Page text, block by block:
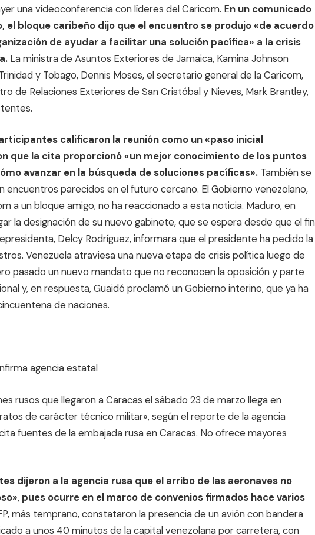
una vídeoconferencia con líderes del Caricom. En un comunicado
el bloque caribeño dijo que el encuentro se produjo «de acuerdo
de ayudar a facilitar una solución pacífica» a la crisis
La ministra de Asuntos Exteriores de Jamaica, Kamina Johnson
y Tobago, Dennis Moses, el secretario general de la Caricom,
de Relaciones Exteriores de San Cristóbal y Nieves, Mark Brantley,
calificaron la reunión como un «paso inicial
que la cita proporcionó «un mejor conocimiento de los puntos
avanzar en la búsqueda de soluciones pacíficas». También se
encuentros parecidos en el futuro cercano. El Gobierno venezolano,
a un bloque amigo, no ha reaccionado a esta noticia. Maduro, en
la designación de su nuevo gabinete, que se espera desde que el fin
Delcy Rodríguez, informara que el presidente ha pedido la
Venezuela atraviesa una nueva etapa de crisis política luego de
pasado un nuevo mandato que no reconocen la oposición y parte
y, en respuesta, Guaidó proclamó un Gobierno interino, que ya ha
de naciones.
agencia estatal
rusos que llegaron a Caracas el sábado 23 de marzo llega en
de carácter técnico militar», según el reporte de la agencia
fuentes de la embajada rusa en Caracas. No ofrece mayores
dijeron a la agencia rusa que el arribo de las aeronaves no
, pues ocurre en el marco de convenios firmados hace varios
más temprano, constataron la presencia de un avión con bandera
a unos 40 minutos de la capital venezolana por carretera, con